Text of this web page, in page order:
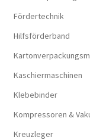
Fördertechnik
Hilfsförderband
Kaschiermaschinen
Klebebinder
Kompressoren &
Kreuzleger